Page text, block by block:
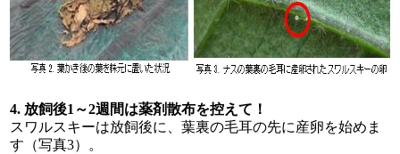
4. 放飼後1～2週間は薬剤散布を控えて！
スワルスキーは放飼後に、葉裏の毛耳の先に産卵を始めま
す（写真3）。